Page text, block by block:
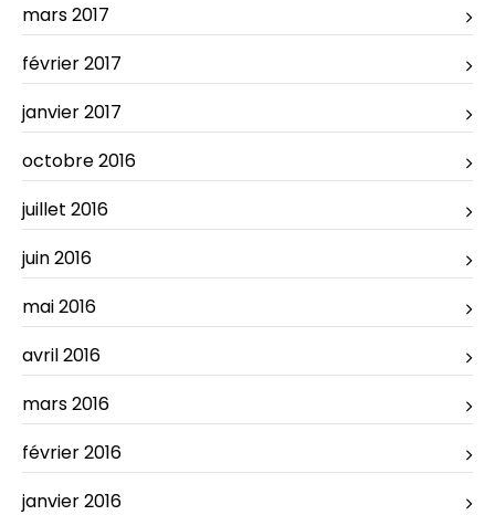
mars 2017
février 2017
janvier 2017
octobre 2016
juillet 2016
juin 2016
mai 2016
avril 2016
mars 2016
février 2016
janvier 2016